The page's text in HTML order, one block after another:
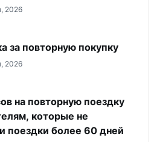
2026
за повторную покупку
2026
на повторную поездку
которые не
поездки более 60 дней